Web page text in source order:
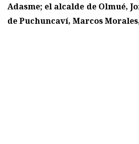
Adasme; el alcalde de Olmué,
de Puchuncaví, Marcos